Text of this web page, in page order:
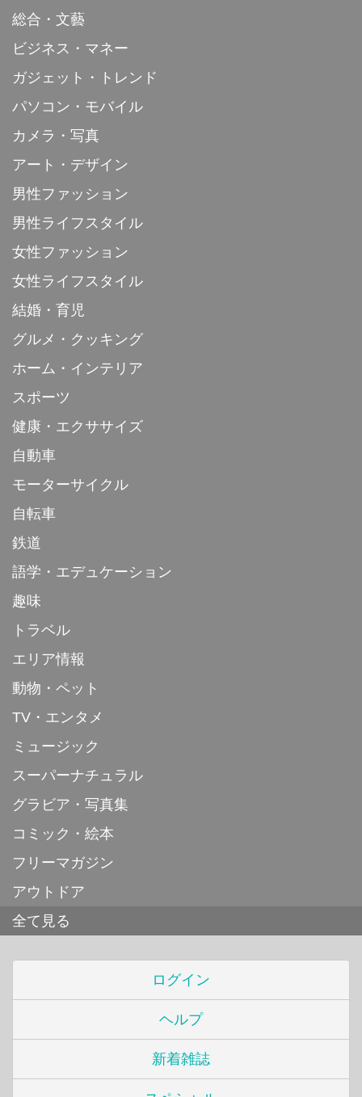
総合・文藝
ビジネス・マネー
ガジェット・トレンド
パソコン・モバイル
カメラ・写真
アート・デザイン
男性ファッション
男性ライフスタイル
女性ファッション
女性ライフスタイル
結婚・育児
グルメ・クッキング
ホーム・インテリア
スポーツ
健康・エクササイズ
自動車
モーターサイクル
自転車
鉄道
語学・エデュケーション
趣味
トラベル
エリア情報
動物・ペット
TV・エンタメ
ミュージック
スーパーナチュラル
グラビア・写真集
コミック・絵本
フリーマガジン
アウトドア
全て見る
ログイン
ヘルプ
新着雑誌